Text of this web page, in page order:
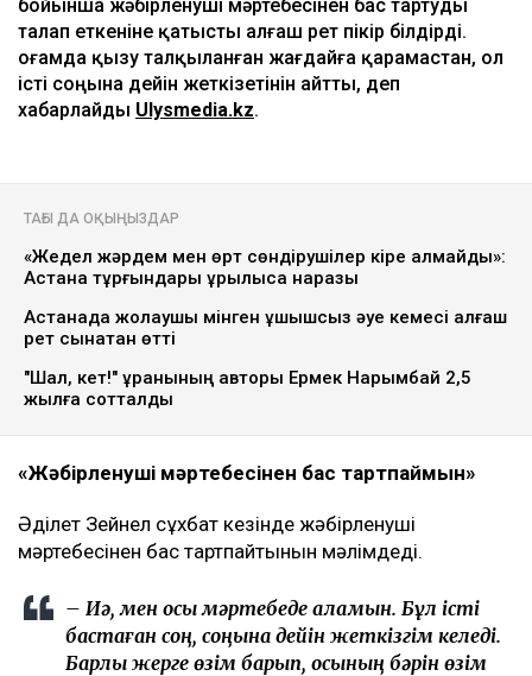
бойынша жәбірленуші мәртебесінен бас тартуды
талап еткеніне қатысты алғаш рет пікір білдірді.
Қоғамда қызу талқыланған жағдайға қарамастан, ол
істі соңына дейін жеткізетінін айтты, деп
хабарлайды Ulysmedia.kz.
ТАҒЫ ДА ОҚЫҢЫЗДАР
«Жедел жәрдем мен өрт сөндірушілер кіре алмайды»:
Астана тұрғындары құрылысқа наразы
Астанада жолаушы мінген ұшқышсыз әуе кемесі алғаш
рет сынақтан өтті
"Шал, кет!" ұранының авторы Ермек Нарымбай 2,5
жылға сотталды
«Жәбірленуші мәртебесінен бас тартпаймын»
Әділет Зейнел сұхбат кезінде жәбірленуші
мәртебесінен бас тартпайтынын мәлімдеді.
– Иә, мен осы мәртебеде қаламын. Бұл істі
бастаған соң, соңына дейін жеткізгім келеді.
Барлық жерге өзім барып, осының бәрін өзім